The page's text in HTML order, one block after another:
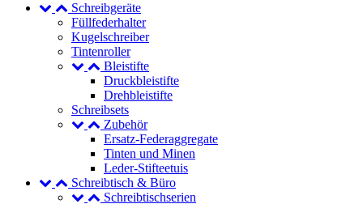
Schreibgeräte
Füllfederhalter
Kugelschreiber
Tintenroller
Bleistifte
Druckbleistifte
Drehbleistifte
Schreibsets
Zubehör
Ersatz-Federaggregate
Tinten und Minen
Leder-Stifteetuis
Schreibtisch & Büro
Schreibtischserien